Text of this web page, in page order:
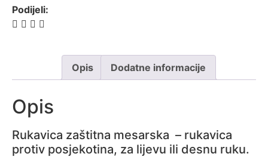
Podijeli:
Opis Dodatne informacije
Opis
Rukavica zaštitna mesarska – rukavica
protiv posjekotina, za lijevu ili desnu ruku.